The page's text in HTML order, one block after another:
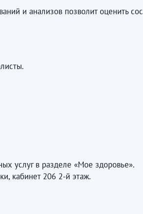
и анализов позволит оценить
услуг в разделе «Мое здоровье».
кабинет 206 2-й этаж.